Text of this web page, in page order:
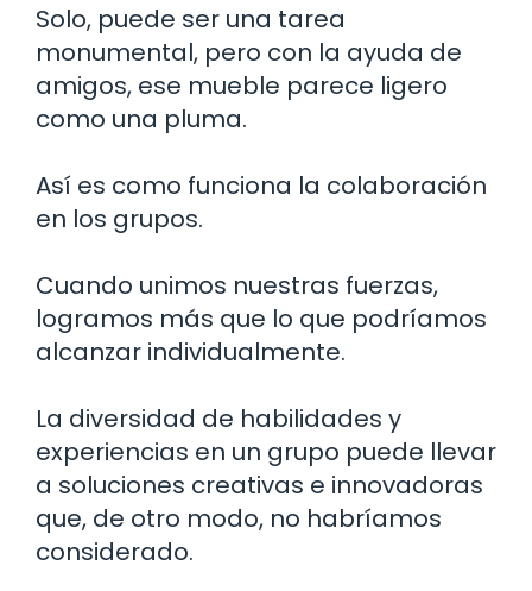
Solo, puede ser una tarea
monumental, pero con la ayuda de
amigos, ese mueble parece ligero
como una pluma.
Así es como funciona la colaboración
en los grupos.
Cuando unimos nuestras fuerzas,
logramos más que lo que podríamos
alcanzar individualmente.
La diversidad de habilidades y
experiencias en un grupo puede llevar
a soluciones creativas e innovadoras
que, de otro modo, no habríamos
considerado.